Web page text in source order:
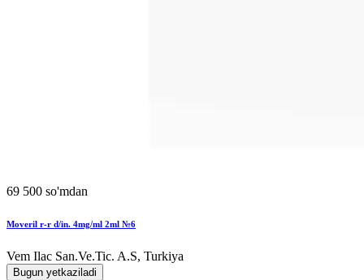
69 500 so'mdan
Moveril r-r d/in. 4mg/ml 2ml №6
Vem Ilac San.Ve.Tic. A.S, Turkiya
Bugun yetkaziladi